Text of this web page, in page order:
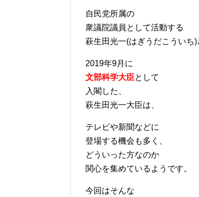
自民党所属の
衆議院議員として活動する
萩生田光一(はぎうだこういち)
2019年9月に
文部科学大臣として
入閣した、
萩生田光一大臣は、
テレビや新聞などに
登場する機会も多く、
どういった方なのか
関心を集めているようです。
今回はそんな